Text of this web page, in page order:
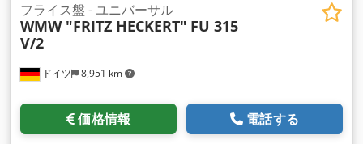
ドイツ 8,951 km
フライス盤 - ユニバーサル
WMW "FRITZ HECKERT" FU 315
V/2
価格情報 電話する